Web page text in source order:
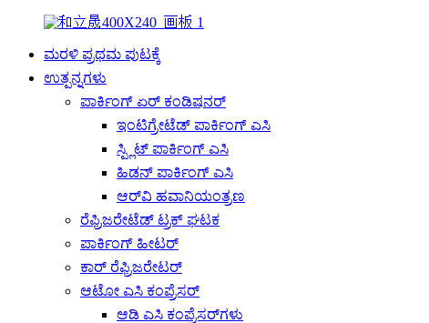
ಮರಳಿ ಪ್ರಥಮ ಪುಟಕ್ಕೆ
ಉತ್ಪನ್ನಗಳು
ಪಾರ್ಕಿಂಗ್ ಏರ್ ಕಂಡಿಷನರ್
ಇಂಟಿಗ್ರೇಟೆಡ್ ಪಾರ್ಕಿಂಗ್ ಎಸಿ
ಸ್ಪ್ಲಿಟ್ ಪಾರ್ಕಿಂಗ್ ಎಸಿ
ಹಿಡನ್ ಪಾರ್ಕಿಂಗ್ ಎಸಿ
ಆರ್‌ವಿ ಹವಾನಿಯಂತ್ರಣ
ರೆಫ್ರಿಜರೇಟೆಡ್ ಟ್ರಕ್ ಘಟಕ
ಪಾರ್ಕಿಂಗ್ ಹೀಟರ್
ಕಾರ್ ರೆಫ್ರಿಜರೇಟರ್
ಆಟೋ ಎಸಿ ಕಂಪ್ರೆಸರ್
ಆಡಿ ಎಸಿ ಕಂಪ್ರೆಸರ್‌ಗಳು